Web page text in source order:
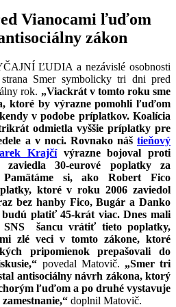
Vianocami ľuďom
zákon
ĽUDIA a nezávislé osobnosti
Smer symbolicky tri dni pred
rok. „Viackrát v tomto roku sme
ktoré by výrazne pomohli ľuďom
v podobe príplatkov. Koalícia
odmietla vyššie príplatky pre
a v noci. Rovnako náš tieňový
Krajčívýrazne bojoval proti
30-eurové poplatky za
Pamätáme si, ako Robert Fico
ktoré v roku 2006 zaviedol
bez hanby Fico, Bugár a Danko
platiť 45-krát viac. Dnes mali
SNS šancu vrátiť tieto poplatky,
zlé veci v tomto zákone, ktoré
pripomienok prepašovali do
povedal Matovič. „Smer tri
antisociálny návrh zákona, ktorý
ľuďom a po druhé vystavuje
doplnil Matovič.